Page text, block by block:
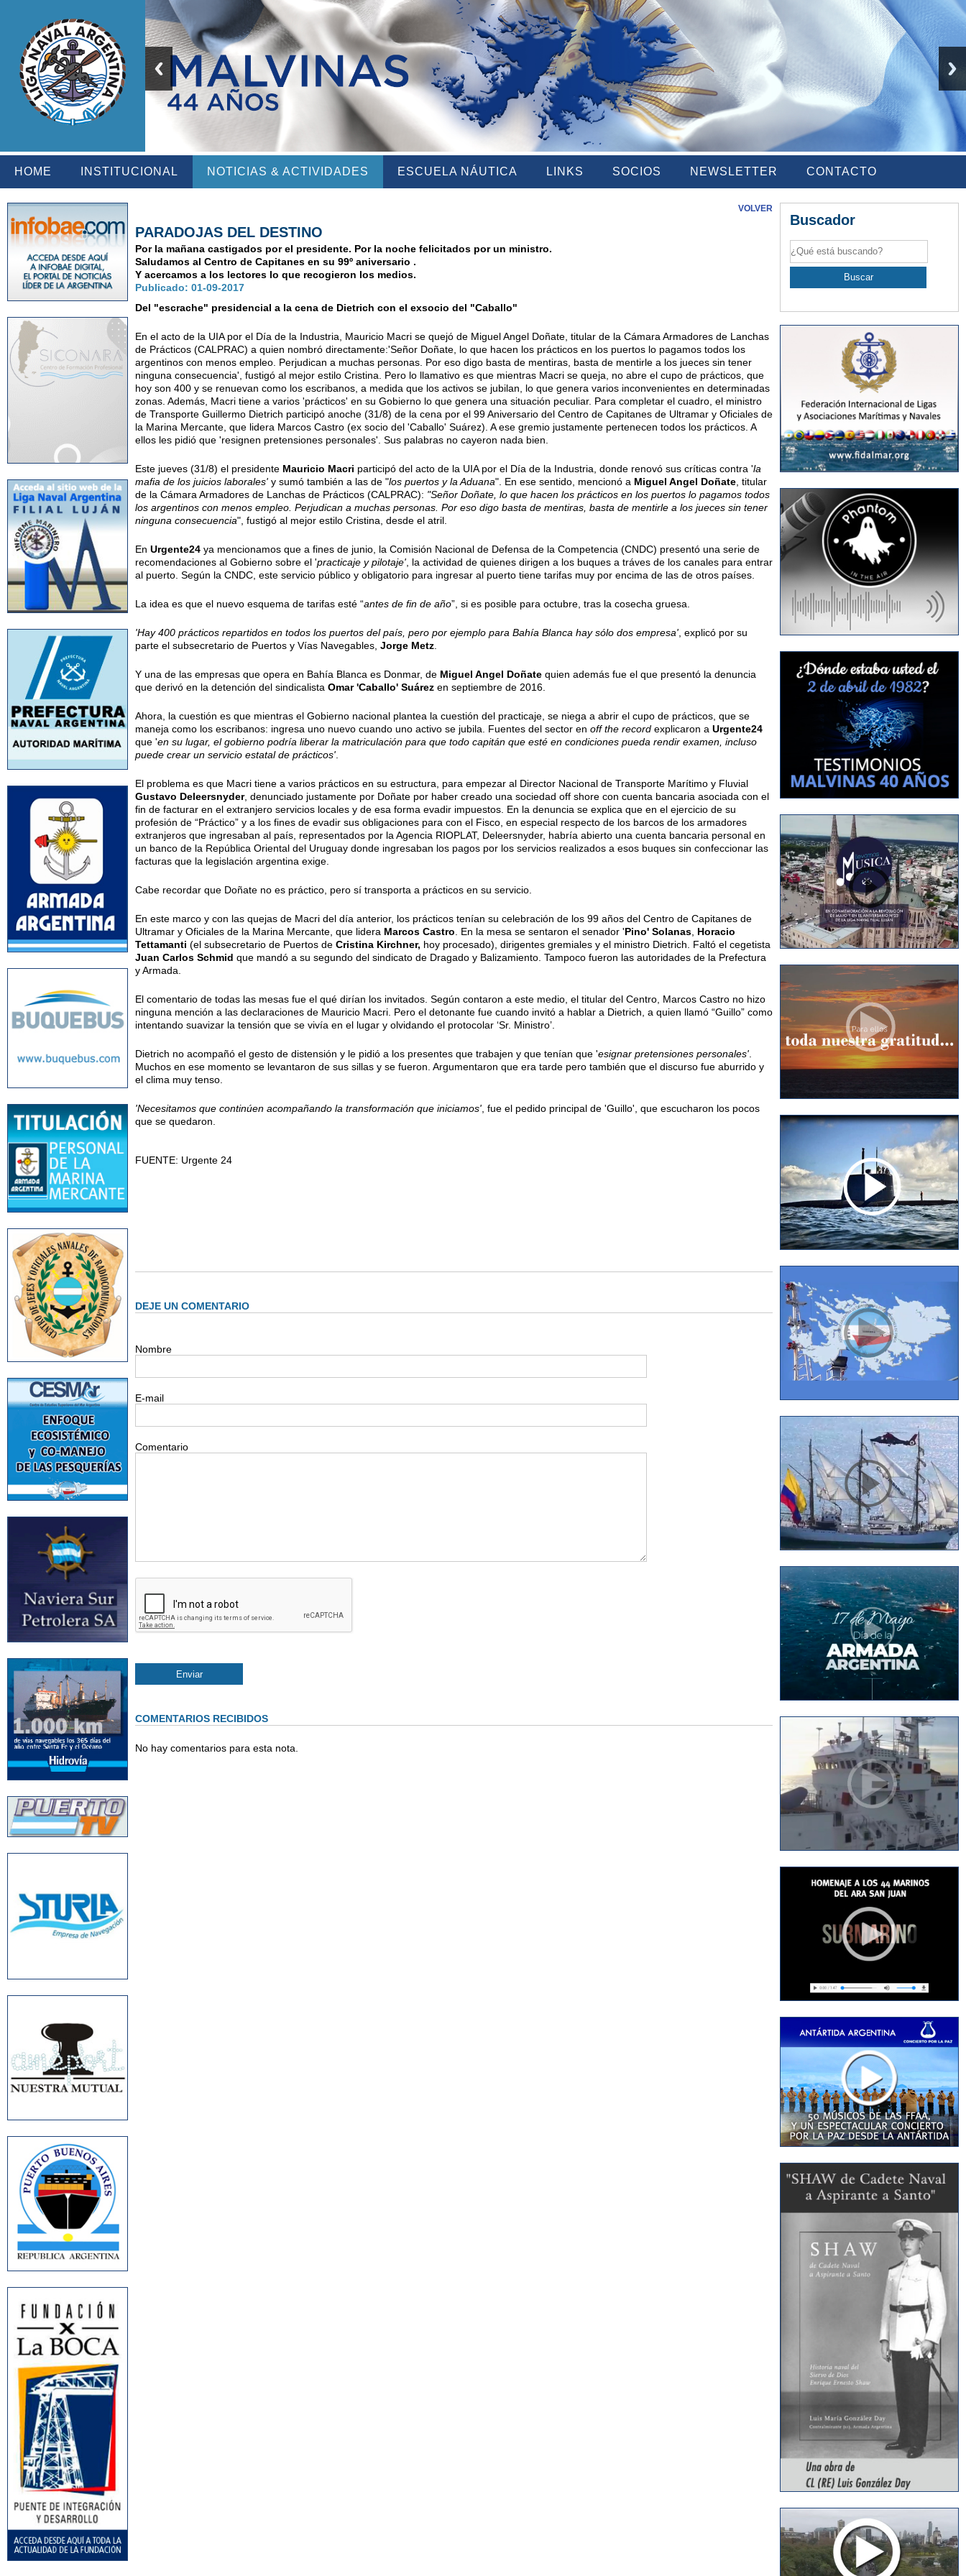
HOME INSTITUCIONAL NOTICIAS & ACTIVIDADES ESCUELA NÁUTICA LINKS SOCIOS NEWSLETTER CONTACTO
VOLVER
PARADOJAS DEL DESTINO
Por la mañana castigados por el presidente. Por la noche felicitados por un ministro.
Saludamos al Centro de Capitanes en su 99º aniversario .
Y acercamos a los lectores lo que recogieron los medios.
Publicado: 01-09-2017
Del "escrache" presidencial a la cena de Dietrich con el exsocio del "Caballo"
En el acto de la UIA por el Día de la Industria, Mauricio Macri se quejó de Miguel Angel Doñate, titular de la Cámara Armadores de Lanchas
de Prácticos (CALPRAC) a quien nombró directamente:'Señor Doñate, lo que hacen los prácticos en los puertos lo pagamos todos los
argentinos con menos empleo. Perjudican a muchas personas. Por eso digo basta de mentiras, basta de mentirle a los jueces sin tener
ninguna consecuencia', fustigó al mejor estilo Cristina. Pero lo llamativo es que mientras Macri se queja, no abre el cupo de prácticos, que
hoy son 400 y se renuevan como los escribanos, a medida que los activos se jubilan, lo que genera varios inconvenientes en determinadas
zonas. Además, Macri tiene a varios 'prácticos' en su Gobierno lo que genera una situación peculiar. Para completar el cuadro, el ministro
de Transporte Guillermo Dietrich participó anoche (31/8) de la cena por el 99 Aniversario del Centro de Capitanes de Ultramar y Oficiales de
la Marina Mercante, que lidera Marcos Castro (ex socio del 'Caballo' Suárez). A ese gremio justamente pertenecen todos los prácticos. A
ellos les pidió que 'resignen pretensiones personales'. Sus palabras no cayeron nada bien.
Este jueves (31/8) el presidente Mauricio Macri participó del acto de la UIA por el Día de la Industria, donde renovó sus críticas contra 'la
mafia de los juicios laborales' y sumó también a las de "los puertos y la Aduana". En ese sentido, mencionó a Miguel Angel Doñate, titular
de la Cámara Armadores de Lanchas de Prácticos (CALPRAC): "Señor Doñate, lo que hacen los prácticos en los puertos lo pagamos todos
los argentinos con menos empleo. Perjudican a muchas personas. Por eso digo basta de mentiras, basta de mentirle a los jueces sin tener
ninguna consecuencia", fustigó al mejor estilo Cristina, desde el atril.
EnUrgente24 ya mencionamos que a fines de junio, la Comisión Nacional de Defensa de la Competencia (CNDC) presentó una serie de
recomendaciones al Gobierno sobre el 'practicaje y pilotaje', la actividad de quienes dirigen a los buques a tráves de los canales para entrar
al puerto. Según la CNDC, este servicio público y obligatorio para ingresar al puerto tiene tarifas muy por encima de las de otros países.
La idea es que el nuevo esquema de tarifas esté “antes de fin de año”, si es posible para octubre, tras la cosecha gruesa.
'Hay 400 prácticos repartidos en todos los puertos del país, pero por ejemplo para Bahía Blanca hay sólo dos empresa', explicó por su
parte el subsecretario de Puertos y Vías Navegables,Jorge Metz.
Y una de las empresas que opera en Bahía Blanca es Donmar, de Miguel Angel Doñate quien además fue el que presentó la denuncia
que derivó en la detención del sindicalistaOmar 'Caballo' Suárez en septiembre de 2016.
Ahora, la cuestión es que mientras el Gobierno nacional plantea la cuestión del practicaje, se niega a abrir el cupo de prácticos, que se
maneja como los escribanos: ingresa uno nuevo cuando uno activo se jubila. Fuentes del sector enoff the record explicaron aUrgente24
que 'en su lugar, el gobierno podría liberar la matriculación para que todo capitán que esté en condiciones pueda rendir examen, incluso
puede crear un servicio estatal de prácticos'.
El problema es que Macri tiene a varios prácticos en su estructura, para empezar al Director Nacional de Transporte Marítimo y Fluvial
Gustavo Deleersnyder, denunciado justamente por Doñate por haber creado una sociedad off shore con cuenta bancaria asociada con el
fin de facturar en el extranjero servicios locales y de esa forma evadir impuestos. En la denuncia se explica que en el ejercicio de su
profesión de “Práctico” y a los fines de evadir sus obligaciones para con el Fisco, en especial respecto de los barcos de los armadores
extranjeros que ingresaban al país, representados por la Agencia RIOPLAT, Deleersnyder, habría abierto una cuenta bancaria personal en
un banco de la República Oriental del Uruguay donde ingresaban los pagos por los servicios realizados a esos buques sin confeccionar las
facturas que la legislación argentina exige.
Cabe recordar que Doñate no es práctico, pero sí transporta a prácticos en su servicio.
En este marco y con las quejas de Macri del día anterior, los prácticos tenían su celebración de los 99 años del Centro de Capitanes de
Ultramar y Oficiales de la Marina Mercante, que lidera Marcos Castro. En la mesa se sentaron el senador 'Pino' Solanas, Horacio
Tettamanti (el subsecretario de Puertos deCristina Kirchner, hoy procesado), dirigentes gremiales y el ministro Dietrich. Faltó el cegetista
Juan Carlos Schmid que mandó a su segundo del sindicato de Dragado y Balizamiento. Tampoco fueron las autoridades de la Prefectura
y Armada.
El comentario de todas las mesas fue el qué dirían los invitados. Según contaron a este medio, el titular del Centro, Marcos Castro no hizo
ninguna mención a las declaraciones de Mauricio Macri. Pero el detonante fue cuando invitó a hablar a Dietrich, a quien llamó “Guillo” como
intentando suavizar la tensión que se vivía en el lugar y olvidando el protocolar ‘Sr. Ministro’.
Dietrich no acompañó el gesto de distensión y le pidió a los presentes que trabajen y que tenían que 'esignar pretensiones personales'.
Muchos en ese momento se levantaron de sus sillas y se fueron. Argumentaron que era tarde pero también que el discurso fue aburrido y
el clima muy tenso.
'Necesitamos que continúen acompañando la transformación que iniciamos', fue el pedido principal de 'Guillo', que escucharon los pocos
que se quedaron.
FUENTE: Urgente 24
DEJE UN COMENTARIO
Nombre
E-mail
Comentario
COMENTARIOS RECIBIDOS
No hay comentarios para esta nota.
Buscador